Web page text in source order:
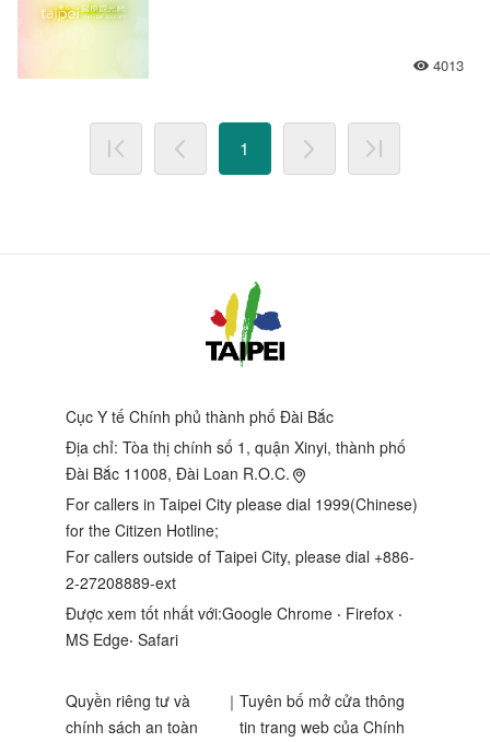
và bệnh viện phúc lợi cho"Chứng4013
Trang đầu tiênTrang trước
1 Trang tiếp theoTrang cuối
Cục Y tế Chính phủ thành phố Đài Bắc
Địa chỉ: Tòa thị chính số 1, quận Xinyi, thành phố
Đài Bắc 11008, Đài Loan R.O.C.
For callers in Taipei City please dial 1999(Chinese)
for the Citizen Hotline;
For callers outside of Taipei City, please dial +886-
2-27208889-ext
Được xem tốt nhất với:Google Chrome ‧ Firefox ‧
MS Edge‧ Safari
Quyền riêng tư và
chính sách an toàn
｜ Tuyên bố mở cửa thông
tin trang web của Chính